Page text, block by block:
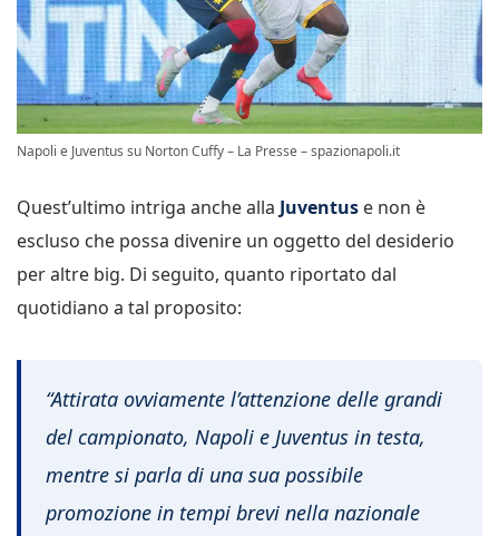
Napoli e Juventus su Norton Cuffy – La Presse – spazionapoli.it
Quest’ultimo intriga anche alla Juventus e non è
escluso che possa divenire un oggetto del desiderio
per altre big. Di seguito, quanto riportato dal
quotidiano a tal proposito:
“Attirata ovviamente l’attenzione delle grandi
del campionato, Napoli e Juventus in testa,
mentre si parla di una sua possibile
promozione in tempi brevi nella nazionale